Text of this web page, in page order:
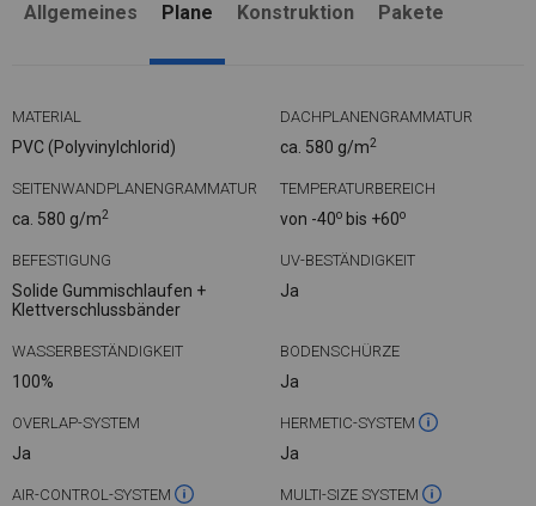
Allgemeines Plane Konstruktion Pakete
MATERIAL
PVC (Polyvinylchlorid)
DACHPLANENGRAMMATUR
ca. 580 g/m2
SEITENWANDPLANENGRAMMATUR
ca. 580 g/m2
TEMPERATURBEREICH
von -40o bis +60o
BEFESTIGUNG
Solide Gummischlaufen +
Klettverschlussbänder
UV-BESTÄNDIGKEIT
Ja
WASSERBESTÄNDIGKEIT
100%
BODENSCHÜRZE
Ja
OVERLAP-SYSTEM
Ja
HERMETIC-SYSTEM
Ja
AIR-CONTROL-SYSTEM MULTI-SIZE SYSTEM